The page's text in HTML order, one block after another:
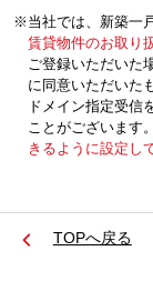
※当社では、新築一
賃貸物件のお取り
ご登録いただいた
に同意いただいた
ドメイン指定受信
ことがございます。
きるように設定し
TOPへ戻る